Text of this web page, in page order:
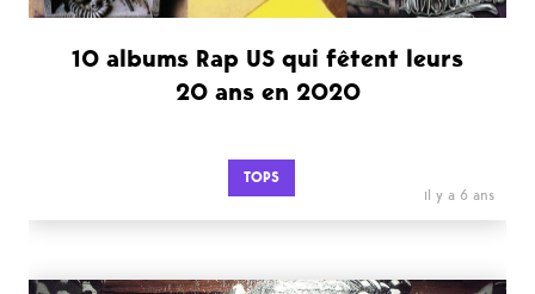
10 albums Rap US qui fêtent leurs
20 ans en 2020
TOPS
il y a 6 ans